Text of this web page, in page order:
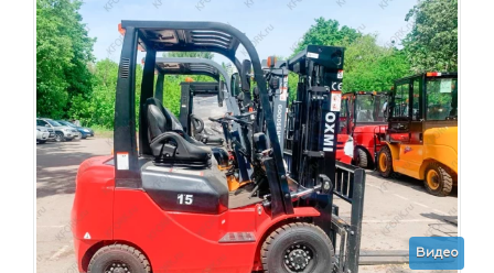
Видео